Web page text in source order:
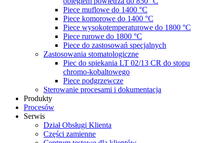
Piece muflowe do 1400 °C
Piece komorowe do 1400 °C
Piece wysokotemperaturowe do 1800 °C
Piece rurowe do 1800 °C
Piece do zastosowań specjalnych
Zastosowania stomatologiczne
Piec do spiekania LT 02/13 CR do stopu
chromo-kobaltowego
Piece podgrzewcze
Sterowanie procesami i dokumentacja
Produkty
Procesów
Serwis
Dział Obsługi Klienta
Części zamienne